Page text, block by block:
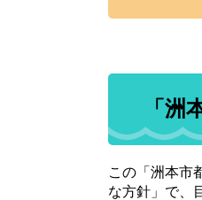
「
この「洲本市
な方針」で、